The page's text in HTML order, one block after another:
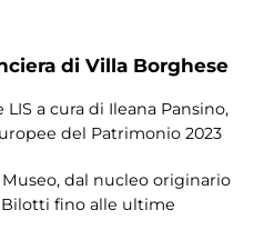
di Villa Borghese
a cura di Ileana Pansino,
del Patrimonio 2023
dal nucleo originario
fino alle ultime